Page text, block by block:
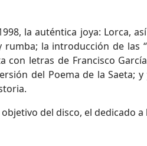
la auténtica joya: Lorca,
la introducción de las
con letras de Francisco
del Poema de la Saeta;
del disco, el dedicado